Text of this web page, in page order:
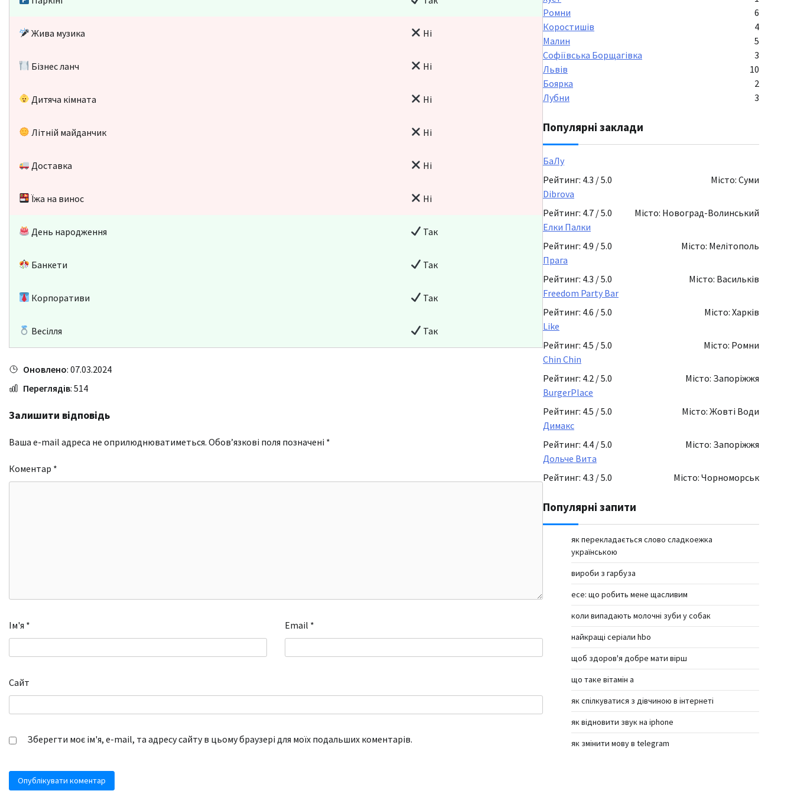
Жива музика Ні
Бізнес ланч Ні
Дитяча кімната Ні
Літній майданчик Ні
Доставка Ні
Їжа на винос Ні
День народження Так
Банкети Так
Корпоративи Так
Весілля Так
Оновлено: 07.03.2024
Переглядів: 514
Залишити відповідь
Ваша e-mail адреса не оприлюднюватиметься. Обов’язкові поля позначені *
Коментар *
Ім'я * Email *
Сайт
Зберегти моє ім'я, e-mail, та адресу сайту в цьому браузері для моїх подальших коментарів.
Ромни
6
Коростишів
4
Малин
5
Софіївська Борщагівка
3
Львів
10
Боярка
2
Лубни
3
Популярні заклади
БаЛу
Рейтинг: 4.3 / 5.0
Місто: Суми
Dibrova
Рейтинг: 4.7 / 5.0
Місто: Новоград-Волинський
Елки Палки
Рейтинг: 4.9 / 5.0
Місто: Мелітополь
Прага
Рейтинг: 4.3 / 5.0
Місто: Васильків
Freedom Party Bar
Рейтинг: 4.6 / 5.0
Місто: Харків
Like
Рейтинг: 4.5 / 5.0
Місто: Ромни
Chin Chin
Рейтинг: 4.2 / 5.0
Місто: Запоріжжя
BurgerPlace
Рейтинг: 4.5 / 5.0
Місто: Жовті Води
Димакс
Рейтинг: 4.4 / 5.0
Місто: Запоріжжя
Дольче Вита
Рейтинг: 4.3 / 5.0
Місто: Чорноморськ
Популярні запити
як перекладається слово сладкоежка
українською
вироби з гарбуза
есе: що робить мене щасливим
коли випадають молочні зуби у собак
найкращі серіали hbo
щоб здоров'я добре мати вірш
що таке вітамін а
як спілкуватися з дівчиною в інтернеті
як відновити звук на iphone
як змінити мову в telegram